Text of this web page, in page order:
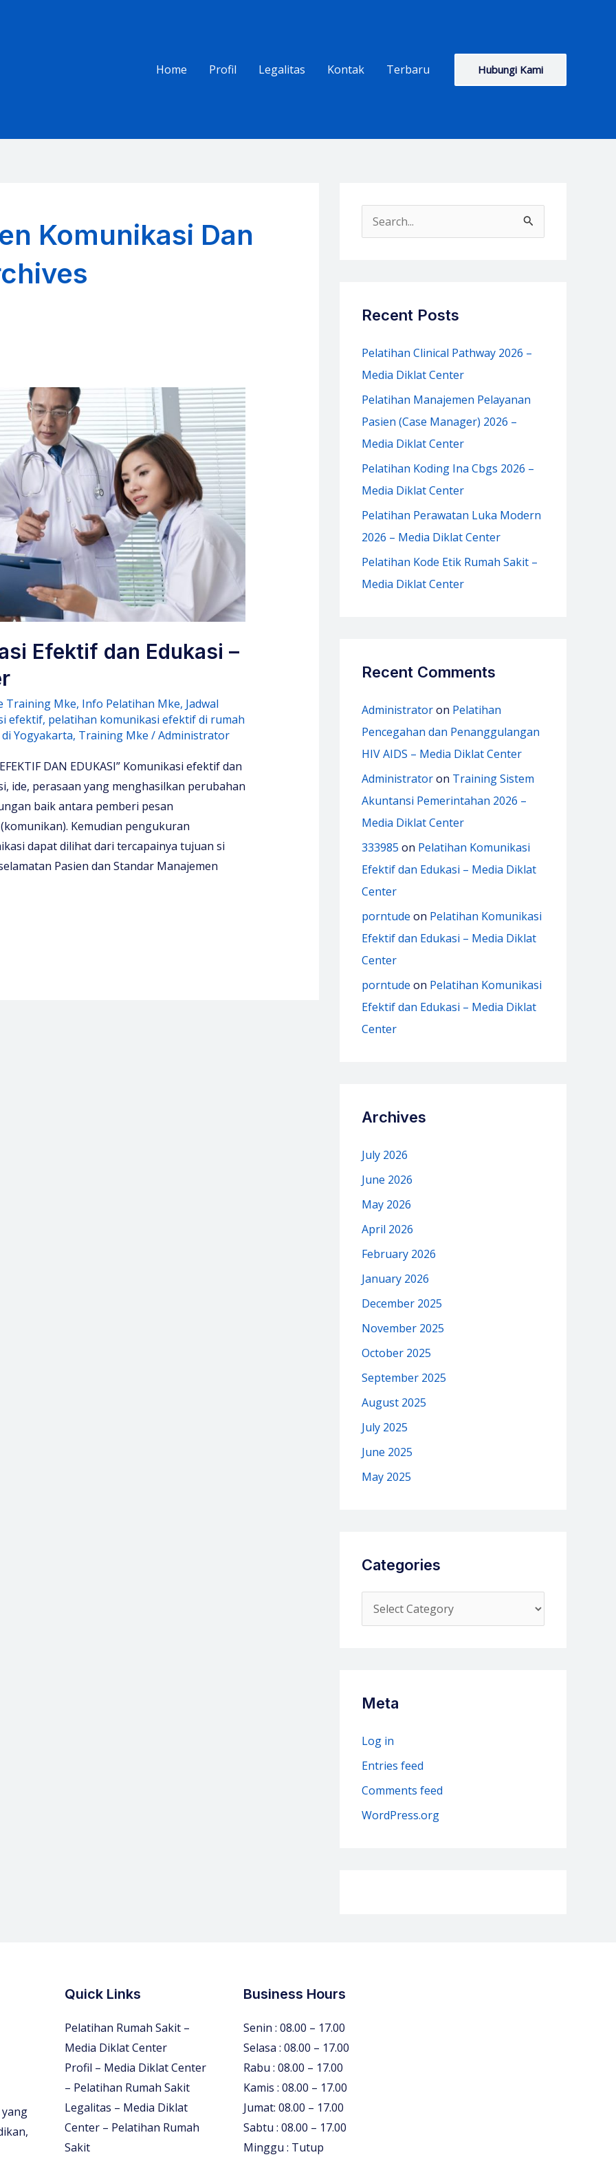
Home
Profil Legalitas Kontak Terbaru Hubungi Kami
Komunikasi Dan
Efektif dan Edukasi –
Training Mke, Info Pelatihan Mke, Jadwal
efektif, pelatihan komunikasi efektif di rumah
Yogyakarta, Training Mke /Administrator
DAN EDUKASI” Komunikasi efektif dan
ide, perasaan yang menghasilkan perubahan
baik antara pemberi pesan
Kemudian pengukuran
dapat dilihat dari tercapainya tujuan si
Pasien dan Standar Manajemen
e
h
f
o
Recent Posts
Pelatihan Clinical Pathway 2026 –
Media Diklat Center
Pelatihan Manajemen Pelayanan
Pasien (Case Manager) 2026 –
Media Diklat Center
Pelatihan Koding Ina Cbgs 2026 –
Media Diklat Center
Pelatihan Perawatan Luka Modern
2026 – Media Diklat Center
Pelatihan Kode Etik Rumah Sakit –
Media Diklat Center
Recent Comments
Administratoron Pelatihan
Pencegahan dan Penanggulangan
HIV AIDS – Media Diklat Center
Administratoron Training Sistem
Akuntansi Pemerintahan 2026 –
Media Diklat Center
333985 on Pelatihan Komunikasi
Efektif dan Edukasi – Media Diklat
Center
porntude on Pelatihan Komunikasi
Efektif dan Edukasi – Media Diklat
Center
porntude on Pelatihan Komunikasi
Efektif dan Edukasi – Media Diklat
Center
Archives
July 2026
June 2026
May 2026
April 2026
February 2026
January 2026
December 2025
November 2025
October 2025
September 2025
August 2025
July 2025
June 2025
May 2025
Categories
a
o
r
Meta
Log in
Entries feed
Comments feed
WordPress.org
Quick Links
Pelatihan Rumah Sakit –
Media Diklat Center
Profil – Media Diklat Center
– Pelatihan Rumah Sakit
Legalitas – Media Diklat
Center – Pelatihan Rumah
Sakit
Business Hours
Senin : 08.00 – 17.00
Selasa : 08.00 – 17.00
Rabu : 08.00 – 17.00
Kamis : 08.00 – 17.00
Jumat: 08.00 – 17.00
Sabtu : 08.00 – 17.00
Minggu : Tutup